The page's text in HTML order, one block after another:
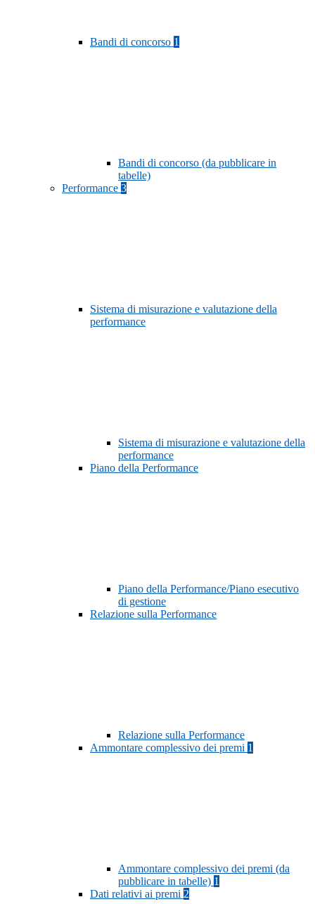
Bandi di concorso 1
Bandi di concorso (da pubblicare in
tabelle)
Performance 3
Sistema di misurazione e valutazione della
performance
Sistema di misurazione e valutazione della
performance
Piano della Performance
Piano della Performance/Piano esecutivo
di gestione
Relazione sulla Performance
Relazione sulla Performance
Ammontare complessivo dei premi 1
Ammontare complessivo dei premi (da
pubblicare in tabelle) 1
Dati relativi ai premi 2